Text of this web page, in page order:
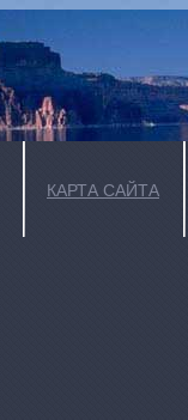
КАРТА САЙТА